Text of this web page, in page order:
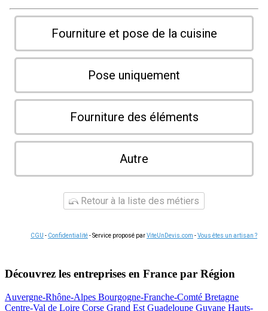
Fourniture et pose de la cuisine
Pose uniquement
Fourniture des éléments
Autre
Retour à la liste des métiers
CGU - Confidentialité- Service proposé parViteUnDevis.com -Vous êtes un artisan ?
Découvrez les entreprises en France par Région
Auvergne-Rhône-Alpes Bourgogne-Franche-Comté Bretagne
Centre-Val de Loire Corse Grand Est Guadeloupe Guyane Hauts-